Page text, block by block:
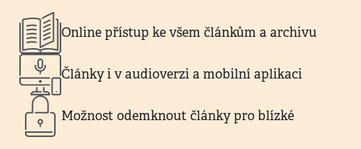
Online přístup ke všem článkům a archivu
Články i v audioverzi a mobilní aplikaci
Možnost odemknout články pro blízké